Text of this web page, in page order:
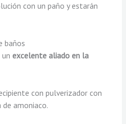
con un paño y estarán
baños
excelente aliado en la
con pulverizador con
amoniaco.